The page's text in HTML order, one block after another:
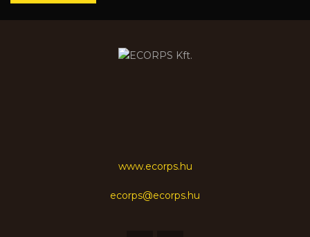
www.ecorps.hu
ecorps@ecorps.hu